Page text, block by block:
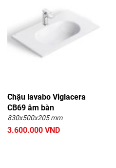
Chậu lavabo Viglacera
CB69 âm bàn
830x500x205 mm
3.600.000 VND